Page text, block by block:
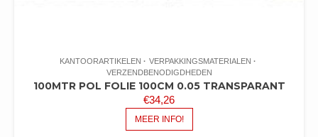
KANTOORARTIKELEN
VERPAKKINGSMATERIALEN
VERZENDBENODIGDHEDEN
100MTR POL FOLIE 100CM 0.05 TRANSPARANT
€34,26
MEER INFO!